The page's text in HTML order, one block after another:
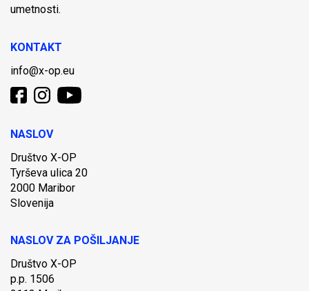
umetnosti.
KONTAKT
info@x-op.eu
NASLOV
Društvo X-OP
Tyrševa ulica 20
2000 Maribor
Slovenija
NASLOV ZA POŠILJANJE
Društvo X-OP
p.p. 1506